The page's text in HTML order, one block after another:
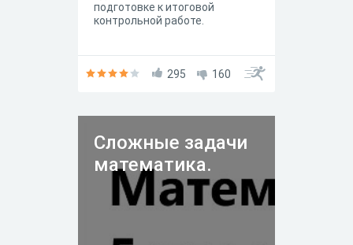
подготовке к итоговой
контрольной работе.
295 160
Сложные задачи
математика.